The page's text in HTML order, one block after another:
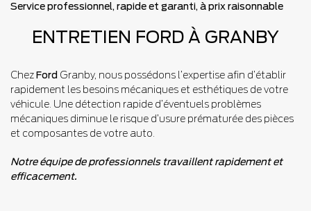
Service professionnel, rapide et garanti, à prix raisonnable
ENTRETIEN FORD À GRANBY
ChezFord Granby, nous possédons l’expertise afin d’établir
rapidement les besoins mécaniques et esthétiques de votre
véhicule. Une détection rapide d’éventuels problèmes
mécaniques diminue le risque d’usure prématurée des pièces
et composantes de votre auto.
Notre équipe de professionnels travaillent rapidement et
efficacement.